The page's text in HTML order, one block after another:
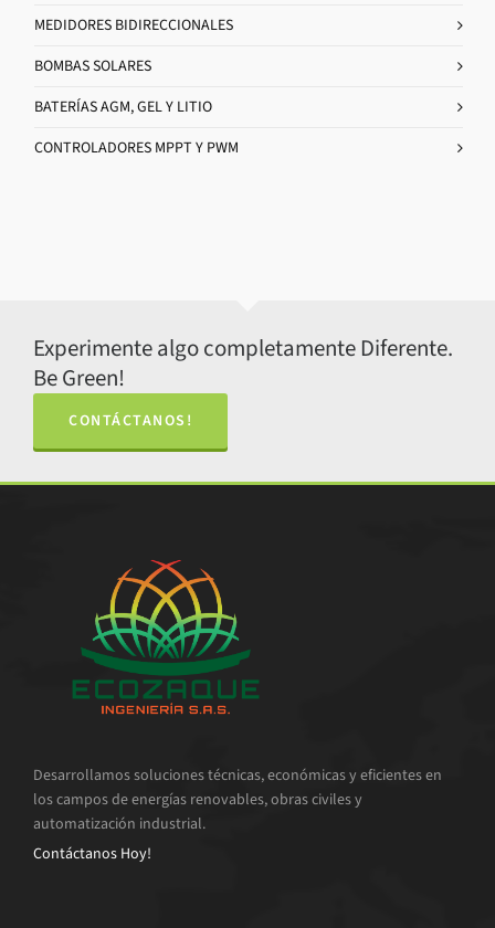
MEDIDORES BIDIRECCIONALES
BOMBAS SOLARES
BATERÍAS AGM, GEL Y LITIO
CONTROLADORES MPPT Y PWM
Experimente algo completamente Diferente.
Be Green!
CONTÁCTANOS!
Desarrollamos soluciones técnicas, económicas y eficientes en
los campos de energías renovables, obras civiles y
automatización industrial.
Contáctanos Hoy!